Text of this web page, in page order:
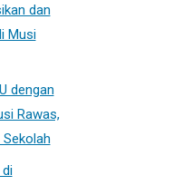
dan
Musi
dengan
Rawas,